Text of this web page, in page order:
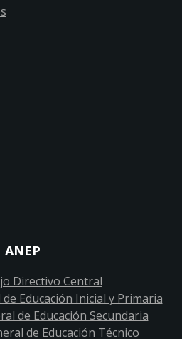
ANEP
Directivo Central
Educación Inicial y Primaria
de Educación Secundaria
de Educación Técnico